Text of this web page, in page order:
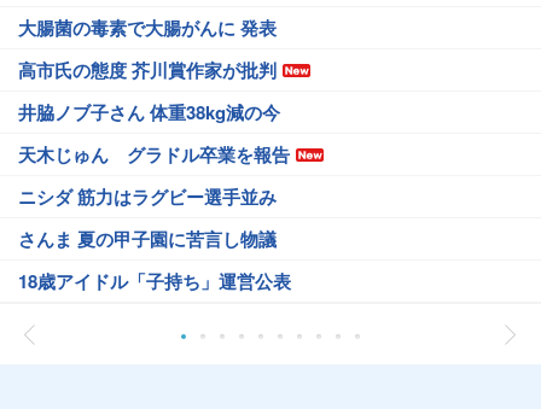
大腸菌の毒素で大腸がんに 発表
高市氏の態度 芥川賞作家が批判
井脇ノブ子さん 体重38kg減の今
天木じゅん グラドル卒業を報告
ニシダ 筋力はラグビー選手並み
さんま 夏の甲子園に苦言し物議
18歳アイドル「子持ち」運営公表